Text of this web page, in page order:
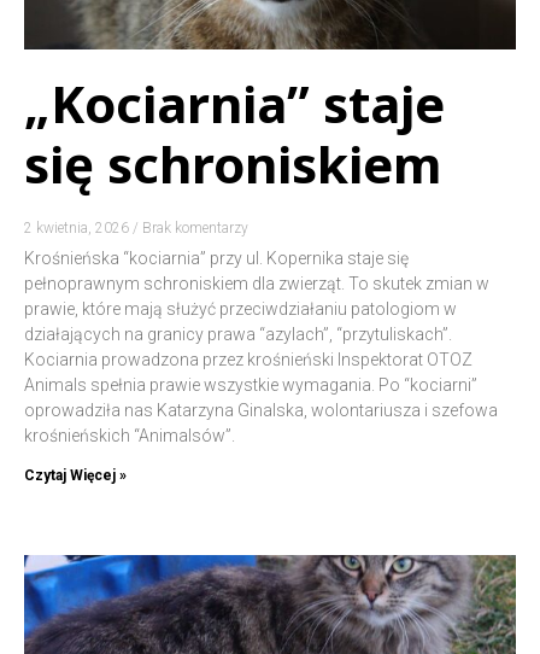
„Kociarnia” staje
się schroniskiem
2 kwietnia, 2026 Brak komentarzy
Krośnieńska “kociarnia” przy ul. Kopernika staje się
pełnoprawnym schroniskiem dla zwierząt. To skutek zmian w
prawie, które mają służyć przeciwdziałaniu patologiom w
działających na granicy prawa “azylach”, “przytuliskach”.
Kociarnia prowadzona przez krośnieński Inspektorat OTOZ
Animals spełnia prawie wszystkie wymagania. Po “kociarni”
oprowadziła nas Katarzyna Ginalska, wolontariusza i szefowa
krośnieńskich “Animalsów”.
Czytaj Więcej »